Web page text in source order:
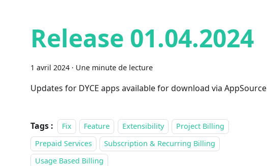
Release 01.04.2024
1 avril 2024 · Une minute de lecture
Updates for DYCE apps available for download via AppSource
Tags : Fix Feature Extensibility
Project Billing
Prepaid Services
Subscription & Recurring Billing
Usage Based Billing